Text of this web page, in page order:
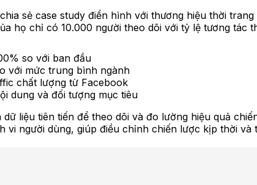
sẻ case study điển hình với thương hiệu thời
họ chỉ có 10.000 người theo dõi với tỷ lệ tương tác
so với ban đầu
với mức trung bình ngành
chất lượng từ Facebook
dung và đối tượng mục tiêu
liệu tiên tiến để theo dõi và đo lường hiệu quả
vi người dùng, giúp điều chỉnh chiến lược kịp thời